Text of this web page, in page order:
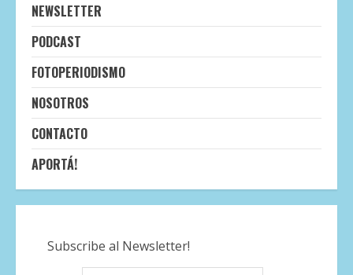
NEWSLETTER
PODCAST
FOTOPERIODISMO
NOSOTROS
CONTACTO
APORTÁ!
Subscribe al Newsletter!